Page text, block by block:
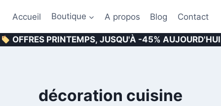
Accueil Boutique A propos Blog Contact
OFFRES PRINTEMPS, JUSQU'À -45% AUJOURD'HUI
décoration cuisine